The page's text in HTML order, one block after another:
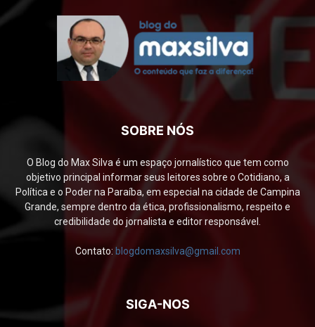
SOBRE NÓS
O Blog do Max Silva é um espaço jornalístico que tem como
objetivo principal informar seus leitores sobre o Cotidiano, a
Política e o Poder na Paraíba, em especial na cidade de Campina
Grande, sempre dentro da ética, profissionalismo, respeito e
credibilidade do jornalista e editor responsável.
Contato: blogdomaxsilva@gmail.com
SIGA-NOS